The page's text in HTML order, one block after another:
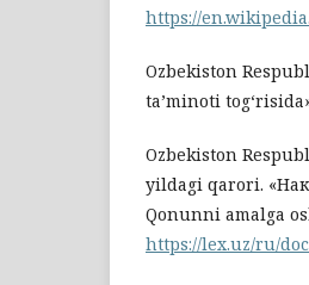
https://
Ozbekiston
ta’minoti
Ozbekiston
yildagi qarori.
Qonunni amalga
https://lex.uz/ru/